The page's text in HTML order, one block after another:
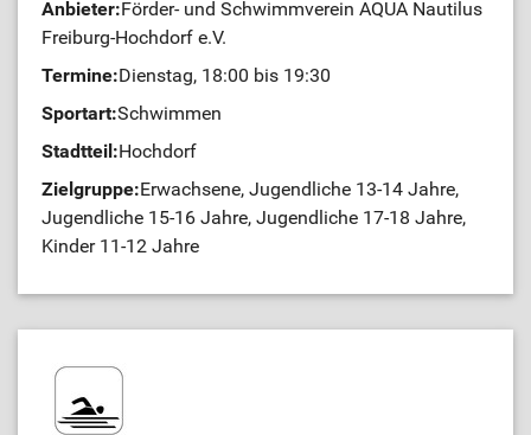
Anbieter:Förder- und Schwimmverein AQUA Nautilus
Freiburg-Hochdorf e.V.
Termine:Dienstag, 18:00 bis 19:30
Sportart:Schwimmen
Stadtteil:Hochdorf
Zielgruppe:Erwachsene, Jugendliche 13-14 Jahre,
Jugendliche 15-16 Jahre, Jugendliche 17-18 Jahre,
Kinder 11-12 Jahre